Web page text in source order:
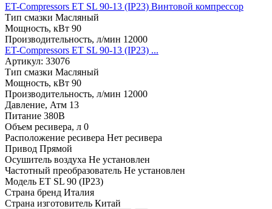
ET-Compressors ET SL 90-13 (IP23) Винтовой компрессор
Тип смазки Масляный
Мощность, кВт 90
Производительность, л/мин 12000
ET-Compressors ET SL 90-13 (IP23) ...
Артикул: 33076
Тип смазки Масляный
Мощность, кВт 90
Производительность, л/мин 12000
Давление, Атм 13
Питание 380В
Объем ресивера, л 0
Расположение ресивера Нет ресивера
Привод Прямой
Осушитель воздуха Не установлен
Частотный преобразователь Не установлен
Модель ET SL 90 (IP23)
Страна бренд Италия
Страна изготовитель Китай